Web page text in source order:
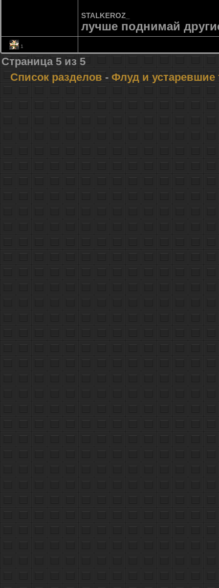
STALKEROZ_
лучше поднимай
1
Страница5 из 5
Список разделов- Флуд и